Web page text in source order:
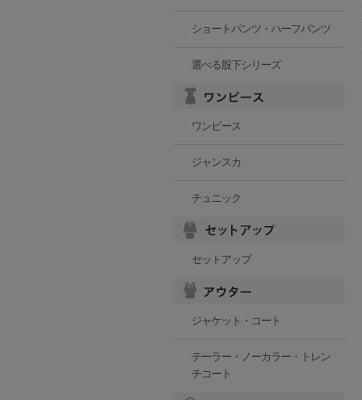
ショートパンツ・ハーフパンツ
選べる股下シリーズ
ワンピース
ジャンスカ
チュニック
セットアップ
ジャケット・コート
テーラー・ノーカラー・トレン
チコート